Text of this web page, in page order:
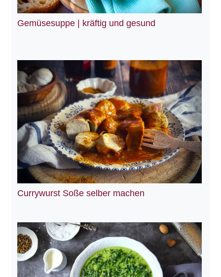
Gemüsesuppe | kräftig und gesund
Currywurst Soße selber machen